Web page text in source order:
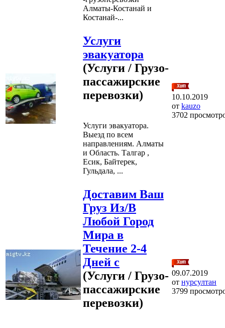
Алматы-Костанай и
Костанай-...
Услуги
эвакуатора
(Услуги / Грузо-
пассажирские
перевозки)
Услуги эвакуатора.
Выезд по всем
направлениям. Алматы
и Область. Талгар ,
Есик, Байтерек,
Гульдала, ...
10.10.2019
от kauzo
3702
Доставим Ваш
Груз Из/В
Любой Город
Мира в
Течение 2-4
Дней с
(Услуги / Грузо-
пассажирские
перевозки)
09.07.2019
от нурсултан
3799